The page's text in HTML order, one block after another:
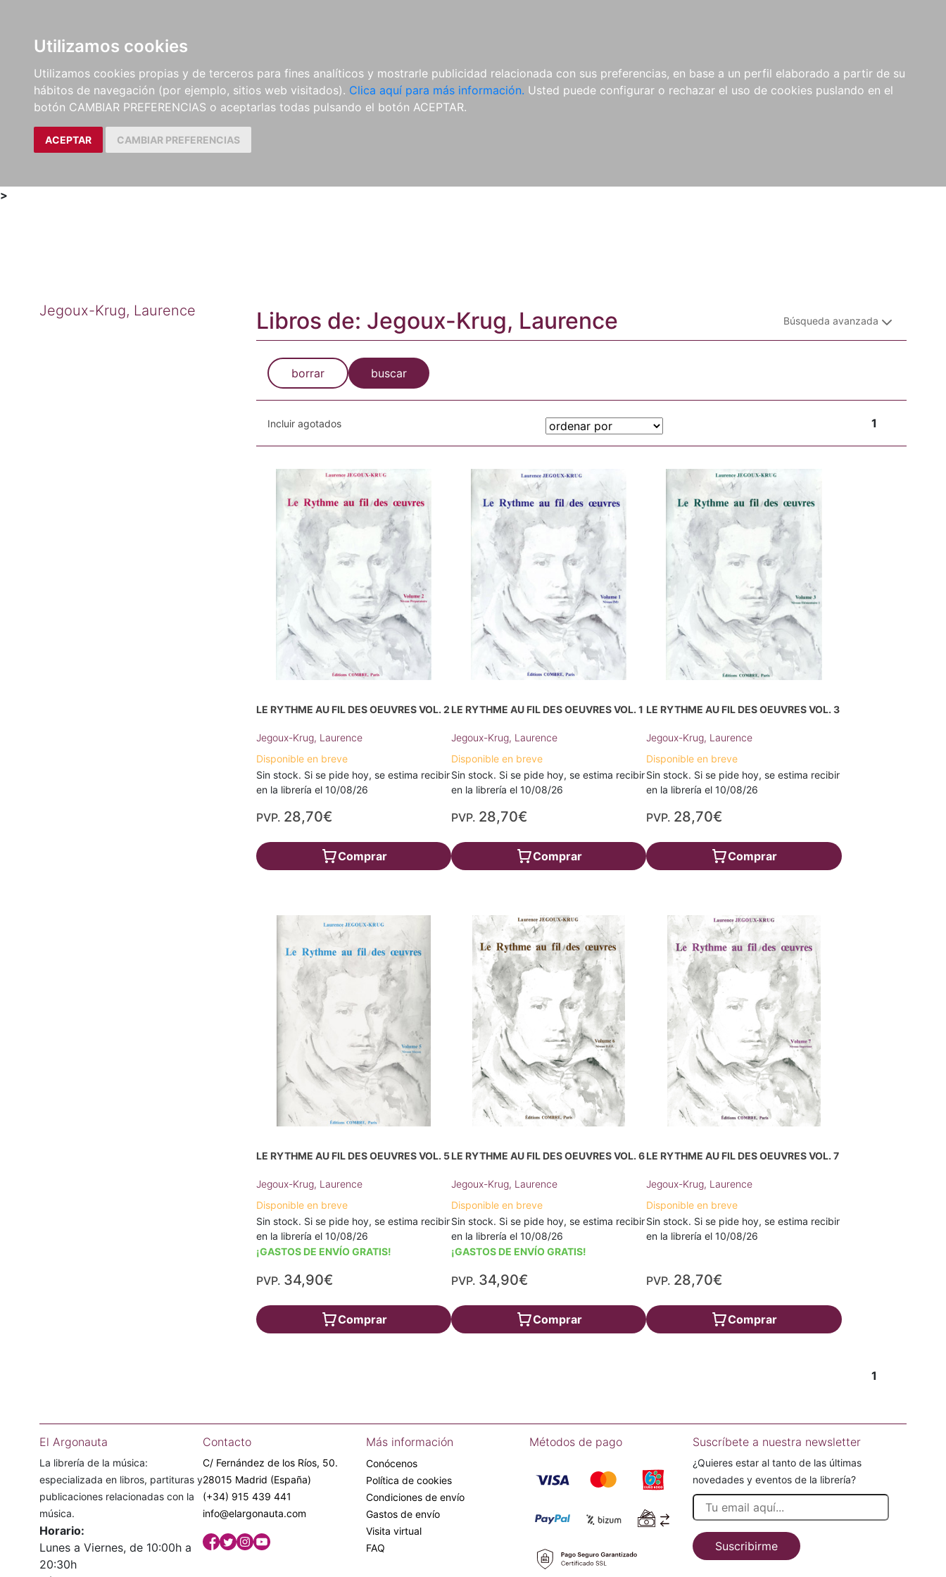
Utilizamos cookies
Utilizamos cookies propias y de terceros para fines analíticos y mostrarle publicidad relacionada con sus preferencias, en base a un perfil elaborado a partir de su
hábitos de navegación (por ejemplo, sitios web visitados). Clica aquí para más información. Usted puede configurar o rechazar el uso de cookies puslando en el
botón CAMBIAR PREFERENCIAS o aceptarlas todas pulsando el botón ACEPTAR.
ACEPTAR CAMBIAR PREFERENCIAS
LIBROS
MÉTODOS Y
EJERCICIOS
PARTITURAS Y EDICIONES
CRÍTICAS
REVISTAS
CDS Y
DVDS
MATERIAL
COMPLEMENTARIO
NOVEDADES NOTICIAS
COMPRAS
INSTITUCIONALES
>
Jegoux-Krug, Laurence Libros de: Jegoux-Krug, Laurence Búsqueda avanzada
borrar buscar
Incluir agotados 1
LE RYTHME AU FIL DES OEUVRES VOL. 2
Jegoux-Krug, Laurence
Disponible en breve
Sin stock. Si se pide hoy, se estima recibir
en la librería el 10/08/26
PVP. 28,70€
Comprar
LE RYTHME AU FIL DES OEUVRES VOL. 1
Jegoux-Krug, Laurence
Disponible en breve
Sin stock. Si se pide hoy, se estima recibir
en la librería el 10/08/26
PVP. 28,70€
Comprar
LE RYTHME AU FIL DES OEUVRES VOL. 3
Jegoux-Krug, Laurence
Disponible en breve
Sin stock. Si se pide hoy, se estima recibir
en la librería el 10/08/26
PVP. 28,70€
Comprar
LE RYTHME AU FIL DES OEUVRES VOL. 5
Jegoux-Krug, Laurence
Disponible en breve
Sin stock. Si se pide hoy, se estima recibir
en la librería el 10/08/26
¡GASTOS DE ENVÍO GRATIS!
PVP. 34,90€
Comprar
LE RYTHME AU FIL DES OEUVRES VOL. 6
Jegoux-Krug, Laurence
Disponible en breve
Sin stock. Si se pide hoy, se estima recibir
en la librería el 10/08/26
¡GASTOS DE ENVÍO GRATIS!
PVP. 34,90€
Comprar
LE RYTHME AU FIL DES OEUVRES VOL. 7
Jegoux-Krug, Laurence
Disponible en breve
Sin stock. Si se pide hoy, se estima recibir
en la librería el 10/08/26
PVP. 28,70€
Comprar
1
El Argonauta
La librería de la música:
especializada en libros, partituras y
publicaciones relacionadas con la
música.
Horario:
Lunes a Viernes, de 10:00h a
20:30h
Contacto
C/ Fernández de los Ríos, 50.
28015 Madrid (España)
(+34) 915 439 441
info@elargonauta.com
Más información
Conócenos
Política de cookies
Condiciones de envío
Gastos de envío
Visita virtual
FAQ
Métodos de pago Suscríbete a nuestra newsletter
¿Quieres estar al tanto de las últimas
novedades y eventos de la librería?
Suscribirme